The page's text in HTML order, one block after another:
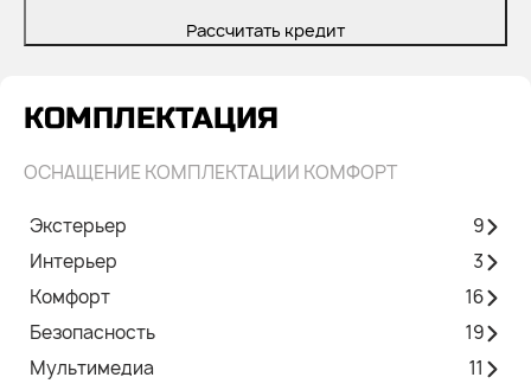
Рассчитать кредит
КОМПЛЕКТАЦИЯ
ОСНАЩЕНИЕ КОМПЛЕКТАЦИИ КОМФОРТ
Экстерьер
9
Интерьер
3
Комфорт
16
Безопасность
19
Мультимедиа
11